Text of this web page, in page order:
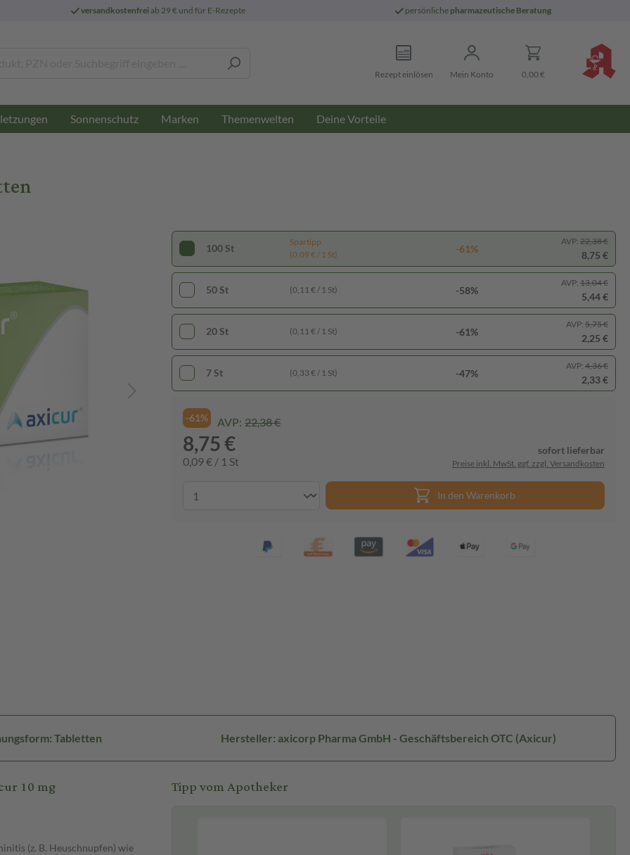
versandkostenfreiab 29 € und für E-Rezepte persönliche pharmazeutische Beratung
Rezept einlösen Mein Konto 0,00 €
Sonnenschutz Marken Themenwelten Deine Vorteile
100 St
Spartipp
(0,09 € / 1 St)
-61%
AVP: 22,38 €
8,75 €
50 St (0,11 € / 1 St) -58%
AVP: 13,04 €
5,44 €
20 St (0,11 € / 1 St) -61%
AVP: 5,75 €
2,25 €
7 St (0,33 € / 1 St) -47%
AVP: 4,36 €
2,33 €
-61% AVP: 22,38 €
8,75 €
0,09 € / 1 St
sofort lieferbar
Preise inkl. MwSt. ggf. zzgl. Versandkosten
In den Warenkorb
Tabletten Hersteller: axicorp Pharma GmbH - Geschäftsbereich OTC (Axicur)
10 mg
(z. B. Heuschnupfen) wie
Tipp vom Apotheker